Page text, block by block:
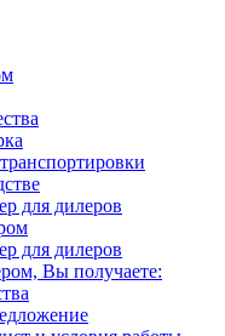
для дилеров
для дилеров
Вы получаете: